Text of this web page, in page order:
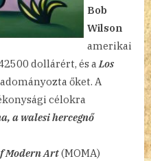
Bob
Wilson
amerikai
dollárért, és aLos
adományozta őket. A
célokra
a walesi hercegnő
Modern Art(MOMA)